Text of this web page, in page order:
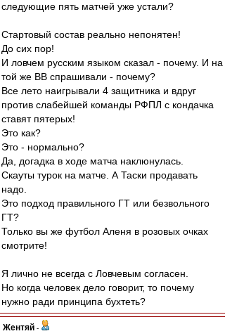
следующие пять матчей уже устали?
Стартовый состав реально непонятен!
До сих пор!
И ловчем русским языком сказал - почему. И на
той же ВВ спрашивали - почему?
Все лето наигрывали 4 защитника и вдруг
против слабейшей команды РФПЛ с кондачка
ставят пятерых!
Это как?
Это - нормально?
Да, догадка в ходе матча наклюнулась.
Скауты турок на матче. А Таски продавать
надо.
Это подход правильного ГТ или безвольного
ГТ?
Только вы же футбол Аленя в розовых очках
смотрите!
Я лично не всегда с Ловчевым согласен.
Но когда человек дело говорит, то почему
нужно ради принципа бухтеть?
Жентяй -